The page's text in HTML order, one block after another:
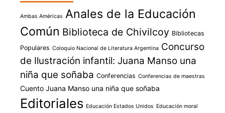
Ambas Américas Anales de la Educación
Común Biblioteca de Chivilcoy Bibliotecas
Populares Coloquio Nacional de Literatura Argentina Concurso
de Ilustración infantil: Juana Manso una
niña que soñaba Conferencias Conferencias de maestras
Cuento Juana Manso una niña que soñaba
Editoriales Educación Estados Unidos Educación moral